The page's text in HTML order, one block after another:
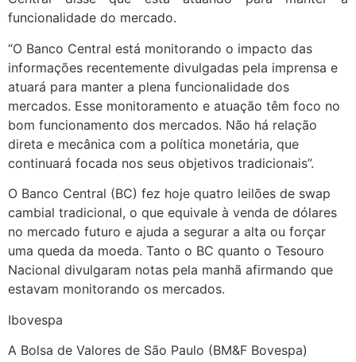
funcionalidade do mercado.
“O Banco Central está monitorando o impacto das
informações recentemente divulgadas pela imprensa e
atuará para manter a plena funcionalidade dos
mercados. Esse monitoramento e atuação têm foco no
bom funcionamento dos mercados. Não há relação
direta e mecânica com a política monetária, que
continuará focada nos seus objetivos tradicionais”.
O Banco Central (BC) fez hoje quatro leilões de swap
cambial tradicional, o que equivale à venda de dólares
no mercado futuro e ajuda a segurar a alta ou forçar
uma queda da moeda. Tanto o BC quanto o Tesouro
Nacional divulgaram notas pela manhã afirmando que
estavam monitorando os mercados.
Ibovespa
A Bolsa de Valores de São Paulo (BM&F Bovespa)